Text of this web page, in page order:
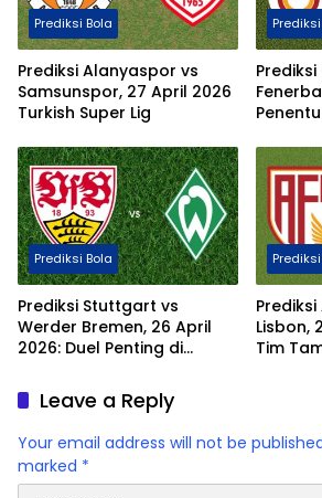
Prediksi Bola
Prediksi Alanyaspor vs
Samsunspor, 27 April 2026
Turkish Super Lig
Prediksi Bola
Prediksi Stuttgart vs
Werder Bremen, 26 April
2026: Duel Penting di
Lisbon,
Tim
Leave a Reply
Your email address will not be
marked *